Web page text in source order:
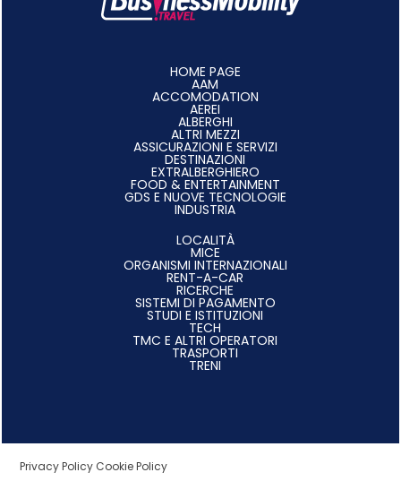
HOME PAGE
AAM
ACCOMODATION
AEREI
ALBERGHI
ALTRI MEZZI
ASSICURAZIONI E SERVIZI
DESTINAZIONI
EXTRALBERGHIERO
FOOD & ENTERTAINMENT
GDS E NUOVE TECNOLOGIE
INDUSTRIA
LOCALITÀ
MICE
ORGANISMI INTERNAZIONALI
RENT-A-CAR
RICERCHE
SISTEMI DI PAGAMENTO
STUDI E ISTITUZIONI
TECH
TMC E ALTRI OPERATORI
TRASPORTI
TRENI
Privacy Policy Cookie Policy